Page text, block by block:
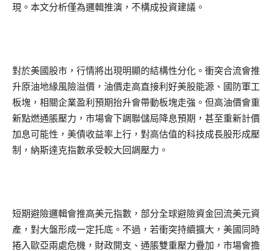
現。本文分析僅為邏輯推演，不構成投資建議。
對於美國股市，行情將出現明顯的結構性分化。衝突合流會推
升原油地緣風險溢價，油價走高直接利好美股能源、國防軍工
板塊，相關企業盈利預期抬升會帶動板塊走強。但高油價會重
新點燃通脹壓力，市場會下調聯儲局降息預期，甚至重新計價
加息可能性，美債收益率上行，對高估值的科技成長股形成壓
制，納斯達克指數承受較大回調壓力。
短期避險邏輯會推高美元指數，部分全球避險資金回流美元資
產，對大盤形成一定托底。不過，若衝突持續擴大，美國同時
捲入歐亞兩處危機，財政開支、通脹雙重壓力疊加，市場會擔